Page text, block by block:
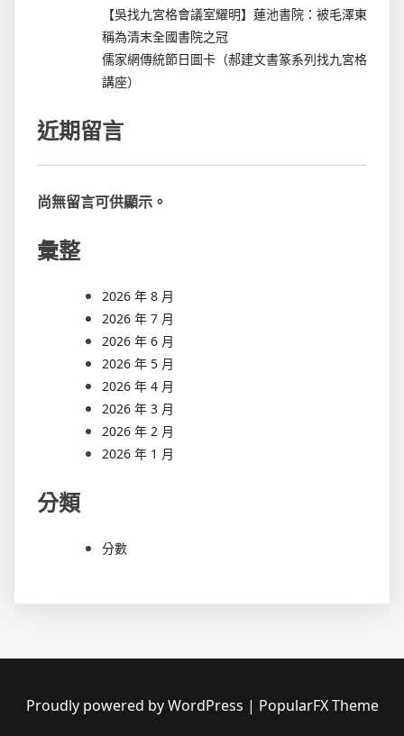
【吳找九宮格會議室耀明】蓮池書院：被毛澤東
稱為清末全國書院之冠
儒家網傳統節日圖卡（郝建文書篆系列找九宮格
講座）
近期留言
尚無留言可供顯示。
彙整
2026 年 8 月
2026 年 7 月
2026 年 6 月
2026 年 5 月
2026 年 4 月
2026 年 3 月
2026 年 2 月
2026 年 1 月
分類
分數
Proudly powered by WordPress | PopularFX Theme